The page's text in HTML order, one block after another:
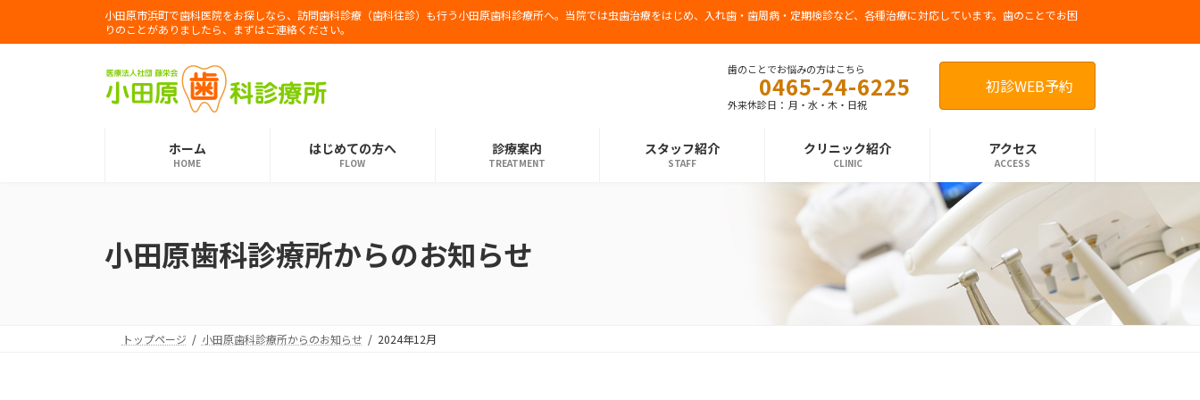
小田原市浜町で歯科医院をお探しなら、訪問歯科診療（歯科往診）も行う小田原歯科診療所へ。当院では虫歯治療をはじめ、入れ歯・歯周病・定期検診など、各種治療に対応しています。歯のことでお困
りのことがありましたら、まずはご連絡ください。
歯のことでお悩みの方はこちら
0465-24-6225
外来休診日： 月・水・木・日祝
初診WEB予約
ホーム
HOME
はじめての方へ
FLOW
診療案内
TREATMENT
スタッフ紹介
STAFF
クリニック紹介
CLINIC
アクセス
ACCESS
小田原歯科診療所からのお知らせ
トップページ 小田原歯科診療所からのお知らせ 2024年12月